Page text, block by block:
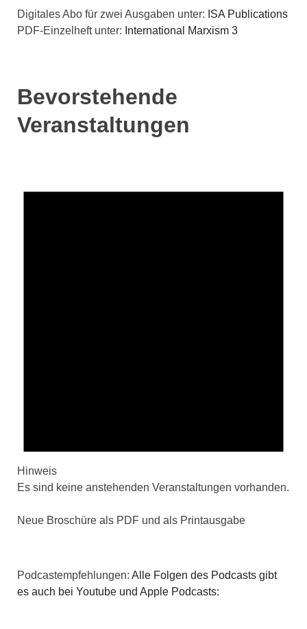
Digitales Abo für zwei Ausgaben unter: ISA Publications
PDF-Einzelheft unter: International Marxism 3
Bevorstehende
Veranstaltungen
Hinweis
Es sind keine anstehenden Veranstaltungen vorhanden.
Neue Broschüre als PDF und als Printausgabe
Podcastempfehlungen: Alle Folgen des Podcasts gibt
es auch bei Youtube und Apple Podcasts: